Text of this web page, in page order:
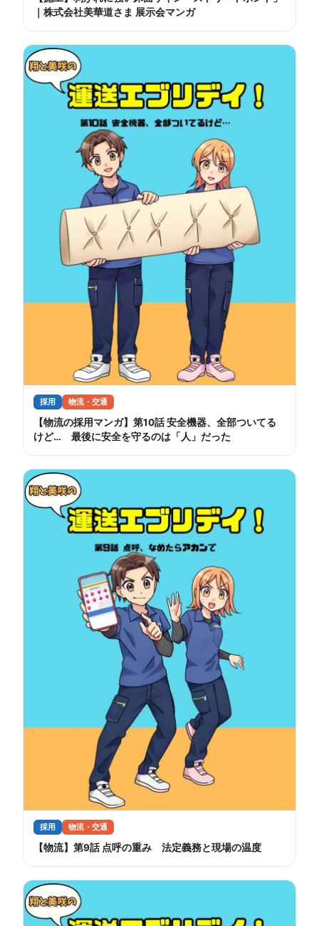
｜株式会社美華道さま 展示会マンガ
採用 物流・交通
【物流の採用マンガ】第10話 安全機器、全部ついてる
けど… 最後に安全を守るのは「人」だった
採用 物流・交通
【物流】第9話 点呼の重み 法定義務と現場の温度